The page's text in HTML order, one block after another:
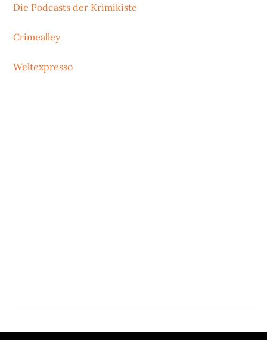
Die Podcasts der Krimikiste
Crimealley
Weltexpresso